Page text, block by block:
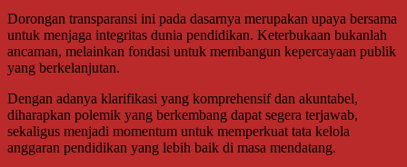
Dorongan transparansi ini pada dasarnya merupakan upaya bersama
untuk menjaga integritas dunia pendidikan. Keterbukaan bukanlah
ancaman, melainkan fondasi untuk membangun kepercayaan publik
yang berkelanjutan.
Dengan adanya klarifikasi yang komprehensif dan akuntabel,
diharapkan polemik yang berkembang dapat segera terjawab,
sekaligus menjadi momentum untuk memperkuat tata kelola
anggaran pendidikan yang lebih baik di masa mendatang.